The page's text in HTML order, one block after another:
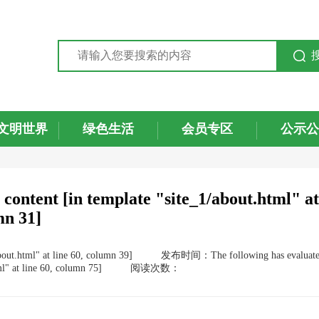
明世界 绿色生活 会员专区 公示
[in template "site_1/about.html" at
31]
at line 60, column 39]
发布时间：The following has
at line 60, column 75]
阅读次数：